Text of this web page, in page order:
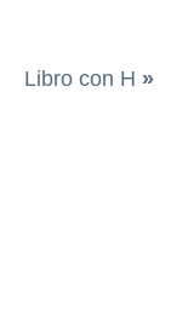
Libro con H »